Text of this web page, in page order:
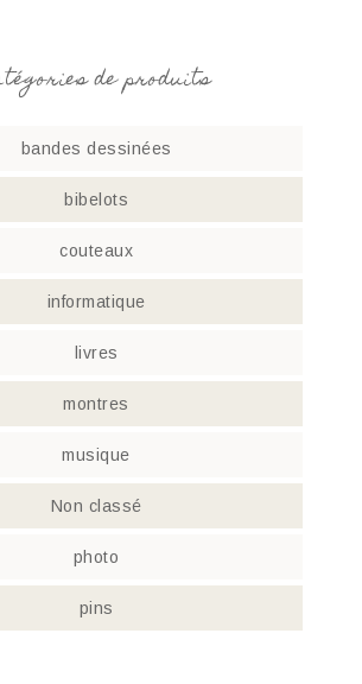
de produits
bandes dessinées
bibelots
couteaux
informatique
livres
montres
musique
Non classé
photo
pins